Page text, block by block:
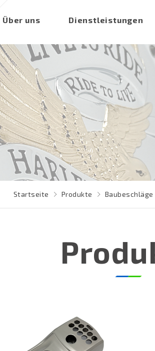
Über uns Dienstleistungen
Startseite Produkte